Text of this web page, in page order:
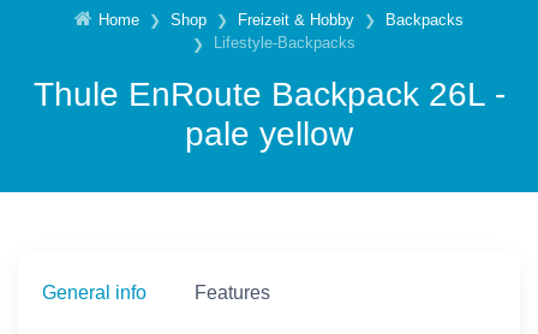
Home Shop Freizeit & Hobby
Backpacks
Lifestyle-Backpacks
Thule EnRoute Backpack 26L -
pale yellow
General info Features